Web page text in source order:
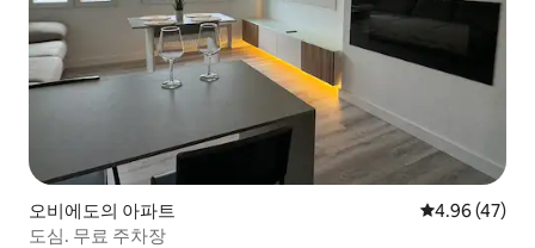
오비에도의 아파트 평점 4.96점(5
4.96 (47)
도심. 무료 주차장